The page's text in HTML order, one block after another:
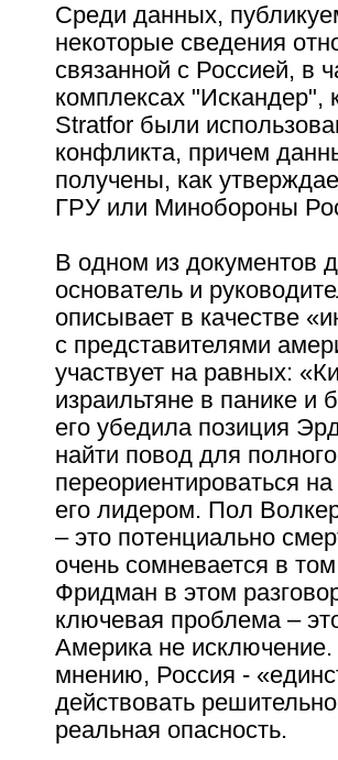
Среди данных,
некоторые сведения
связанной с Россией, в
комплексах "Искандер",
Stratfor были
конфликта, причем
получены, как
ГРУ или Минобороны
В одном из документов
основатель и
описывает в качестве
с представителями
участвует на равных:
израильтяне в панике и
его убедила позиция
найти повод для
переориентироваться
его лидером. Пол Волкер
– это потенциально
очень сомневается в
Фридман в этом
ключевая проблема –
Америка не
мнению, Россия -
действовать
реальная опасность.